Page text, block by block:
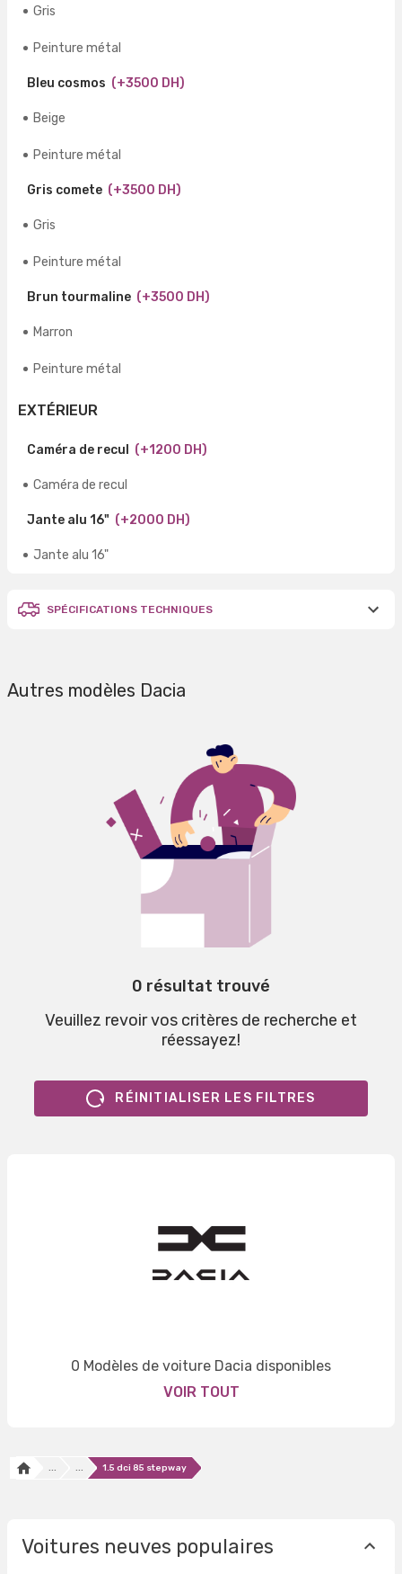
Gris
Peinture métal
Bleu cosmos (+3500 DH)
Beige
Peinture métal
Gris comete (+3500 DH)
Gris
Peinture métal
Brun tourmaline (+3500 DH)
Marron
Peinture métal
EXTÉRIEUR
Caméra de recul (+1200 DH)
Caméra de recul
Jante alu 16" (+2000 DH)
Jante alu 16"
SPÉCIFICATIONS TECHNIQUES
Autres modèles Dacia
0 résultat trouvé
Veuillez revoir vos critères de recherche et
réessayez!
RÉINITIALISER LES FILTRES
0 Modèles de voiture Dacia disponibles
VOIR TOUT
... ... 1.5 dci 85 stepway
Voitures neuves populaires